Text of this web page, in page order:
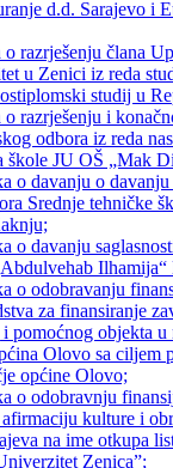
d.d. Sarajevo i
razrješenju člana
u Zenici iz reda
studij u
razrješenju i
odbora iz reda
škole JU OŠ „Mak
o davanju o davanju
Srednje tehničke
o davanju
Ilhamija“
o odobravanju
za finansiranje
pomoćnog objekta u
Olovo sa ciljem
općine Olovo;
o odobravnju
kulture i
na ime otkupa
Zenica”;